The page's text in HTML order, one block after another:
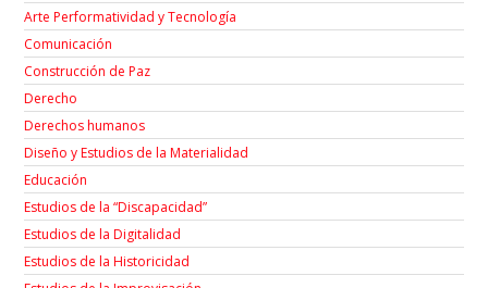
Arte Performatividad y Tecnología
Comunicación
Construcción de Paz
Derecho
Derechos humanos
Diseño y Estudios de la Materialidad
Educación
Estudios de la “Discapacidad”
Estudios de la Digitalidad
Estudios de la Historicidad